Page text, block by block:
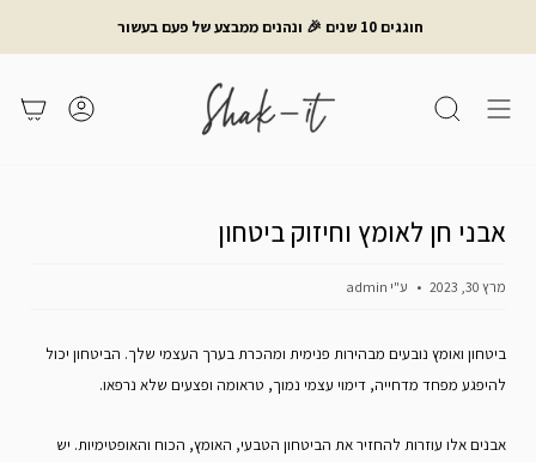
חוגגים 10 שנים 🎉 ונהנים ממבצע של פעם בעשור
חיפוש משתמש
אבני חן לאומץ וחיזוק ביטחון
מרץ 30, 2023 ע"י admin
ביטחון ואומץ נובעים מבהירות פנימית ומהכרת בערך העצמי שלך. הביטחון יכול
להיפגע מפחד מדחייה, דימוי עצמי נמוך, טראומה ופצעים שלא נרפאו.
אבנים אלו עוזרות להחזיר את הביטחון הטבעי, האומץ, הכוח והאופטימיות. יש